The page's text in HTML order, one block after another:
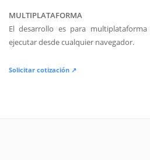
MULTIPLATAFORMA
El desarrollo es para
ejecutar desde cualquier navegador.
Solicitar cotización ↗